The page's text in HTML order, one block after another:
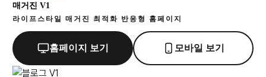
매거진 V1
라이프스타일 매거진 최적화 반응형 홈페이지
홈페이지 보기 모바일 보기